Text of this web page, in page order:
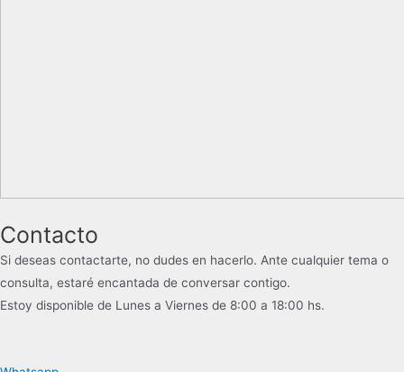
Contacto
Si deseas contactarte, no dudes en hacerlo. Ante cualquier tema o
consulta, estaré encantada de conversar contigo.
Estoy disponible de Lunes a Viernes de 8:00 a 18:00 hs.